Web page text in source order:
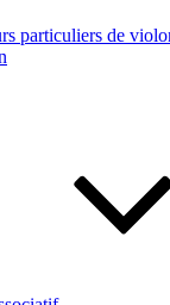
particuliers de